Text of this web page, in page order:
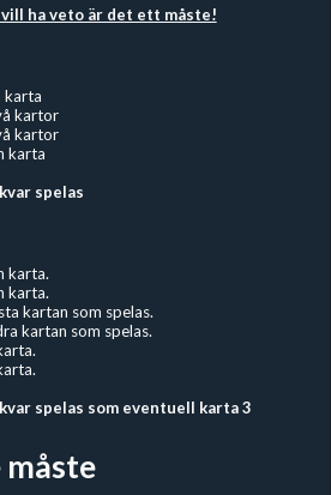
ha veto är det ett måste!
karta
kartor
kartor
karta
spelas
karta.
karta.
kartan som spelas.
kartan som spelas.
spelas som eventuell karta 3
måste